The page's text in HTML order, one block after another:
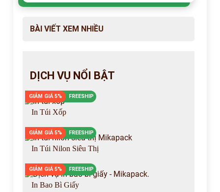
BÀI VIẾT XEM NHIỀU
DỊCH VỤ NỔI BẬT
GIẢM GIÁ 5% FREESHIP
In Túi Xốp
GIẢM GIÁ 5% FREESHIP
In Túi Nilon Siêu Thị
GIẢM GIÁ 5% FREESHIP
In Bao Bì Giấy